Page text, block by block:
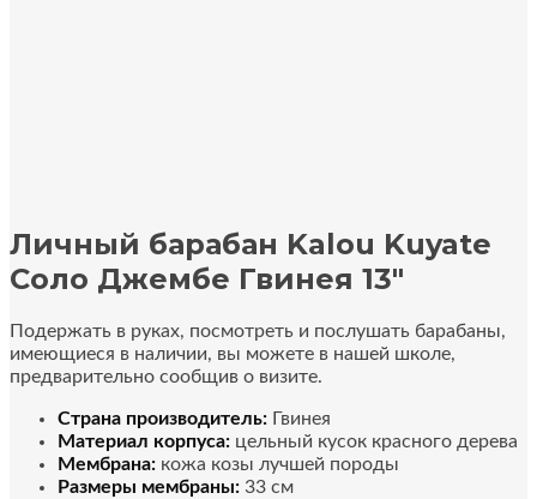
Личный барабан Kalou Kuyate
Соло Джембе Гвинея 13″
Подержать в руках, посмотреть и послушать барабаны,
имеющиеся в наличии, вы можете в нашей школе,
предварительно сообщив о визите.
Страна производитель: Гвинея
Материал корпуса: цельный кусок красного дерева
Мембрана: кожа козы лучшей породы
Размеры мембраны: 33 см